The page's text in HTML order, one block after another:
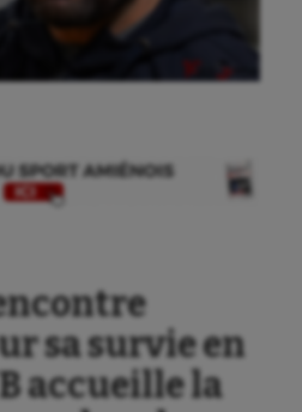
sa survie en
accueille la